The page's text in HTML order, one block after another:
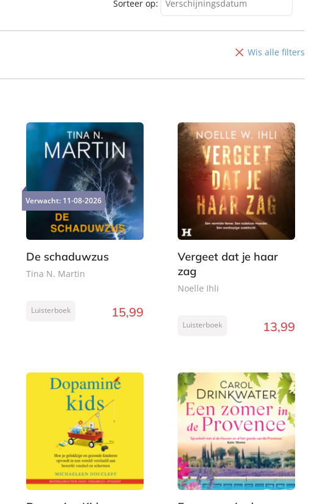
Sorteer op: Verschijningsdatum
Alfabetisch (A-Z)
Prijs (aflopend)
Wis alle filters
Verwacht: 11-08-2026
De schaduwzus
Tina N. Martin
15,99
Luisterboek
Vergeet dat je haar
zag
Noelle Ihli
13,99
Luisterboek